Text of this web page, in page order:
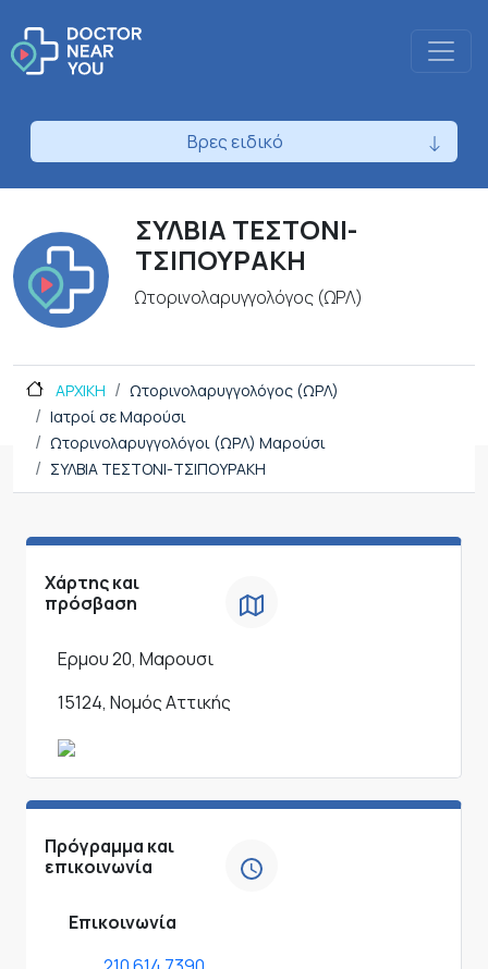
Βρες ειδικό
ΣΥΛΒΙΑ ΤΕΣΤΟΝΙ-
ΤΣΙΠΟΥΡΑΚΗ
Ωτορινολαρυγγολόγος (ΩΡΛ)
ΑΡΧΙΚΗ
Ωτορινολαρυγγολόγος (ΩΡΛ)
Ιατροί σε Μαρούσι
Ωτορινολαρυγγολόγοι (ΩΡΛ) Μαρούσι
ΣΥΛΒΙΑ ΤΕΣΤΟΝΙ-ΤΣΙΠΟΥΡΑΚΗ
Χάρτης και
πρόσβαση
Ερμου 20, Μαρουσι
15124, Νομός Αττικής
Πρόγραμμα και
επικοινωνία
Επικοινωνία